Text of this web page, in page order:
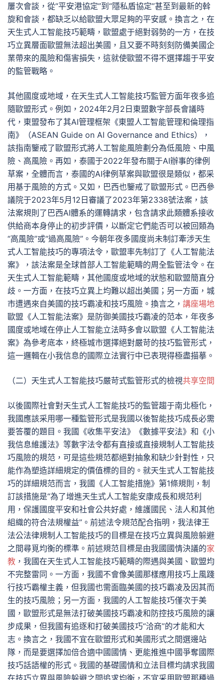
屢次會談，從“平安港協定”到“隱私盾協定”甚至到最新的斡
旋和會談，都缺乏以給歐盟大眾足夠的平安感。換言之，在
天生式人工智能技巧範疇，歐盟處于絕對弱勢的一方，在技
巧立異層面歐盟無法超出美國，且又要不時刻刻防備美國企
業帶來的風險和傷害損失，這就使歐盟不得不選擇趨于平安
的監管戰略。
其他國度或地域，在天生式人工智能技巧監管方面年夜多追
隨歐盟形式。例如，2024年2月2日東盟數字部長會議時
代，東盟發布了其AI管理框架《東盟人工智能管理和倫理指
南》（ASEAN Guide on AI Governance and Ethics），
該指南鑒戒了歐盟形式將人工智能風險劃分為低風險、中風
險、高風險。再如，泰國于2022年發布關于AI辦事的律例
草案，全體而言，泰國的AI律例草案與歐盟很是類似，都采
用基于風險的方式。又如，巴西也鑒戒了歐盟形式。巴西參
議院于2023年5月12日審議了2023年第2338號法案，該
法案規則了巴西AI體系的運轉請求，包含請求此類體系接收
供給商本身停止的初步評價，以斷定它們能否可以被回類為
“高風險”或“過高風險”。今朝年夜多國度尚未制訂牽涉天生
式人工智能技巧的專項法令，歐盟率先制訂了《人工智能法
案》，該法案是全球首部人工智能範疇的周全監管法令。在
天生式人工智能範疇，其他國度或地域的狀態和歐盟簡直分
歧。一方面，在技巧立異上均難以超出美國；另一方面，城
市遭遇來自美國的技巧霸凌和技巧風險。換言之， 講座場地
歐盟《人工智能法案》是防御美國技巧霸凌的范本，年夜多
國度或地域在停止人工智能立法時多會以歐盟《人工智能法
案》為參考底本，終極城市選擇絕對嚴苛的技巧監管形式，
這一邏輯在小我信息的國際立法實行中已表現得極盡描摹。
（二）天生式人工智能技巧嚴苛式監管形式的檢視共享空間
以後國際社會對天生式人工智能技巧的監管趨于南北極化，
我國應該采用哪一種監管形式是我國以後智能技巧成長必需
要答覆的題目。我國《收集平安法》《數據平安法》和《小
我信息維護法》等數字法令都有直接或直接規制人工智能技
巧風險的規范，可是這些規范都絕對抽象和缺少針對性，只
能作為塑造詳細規定的價值標的目的。就天生式人工智能技
巧的詳細規范而言，我國《人工智能措施》第1條規則，制
訂該措施是“為了增進天生式人工智能安康成長和規范利
用，保護國度平安和社會公共好處，維護國民、法人和其他
組織的符合法規權益”。前述法令規范配合指明，我法律王
法公法律規制人工智能技巧的目標是在技巧立異與風險躲避
之間尋覓均衡的標準。前述規范目標是由我國國情決議的家
教 ，我國在天生式人工智能技巧範疇的際遇與美國、歐盟均
不完整雷同。一方面，我國不會像美國那樣應用技巧上風踐
行技巧霸權主義，但我國也需面臨美國的技巧霸凌及因其而
生的技巧風險；另一方面，我國的人工智能技巧僅次于美
國，歐盟形式是無法打破美國技巧霸凌和防控技巧風險的讓
步成果，但我國有追逐和打破美國技巧“洽商”的才能和大
志。換言之，我國不宜在歐盟形式和美國形式之間選邊站
隊，而是要選擇加倍合適中國國情、更能推進中國爭奪國際
技巧話語權的形式。我國的基礎國情和立法目標均請求我國
在技巧立異與風險躲避之間追求均衡，不宜采用歐盟那種過